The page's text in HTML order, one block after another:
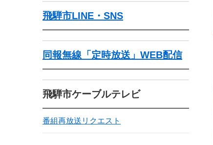
飛騨市LINE・SNS
同報無線「定時放送」WEB配信
飛騨市ケーブルテレビ
番組再放送リクエスト